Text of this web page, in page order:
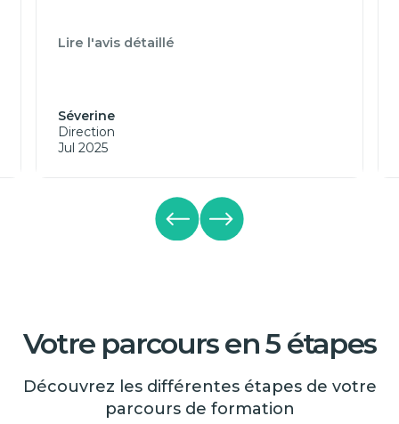
Lire l'avis détaillé
Séverine
Direction
Jul 2025
Votre parcours en 5 étapes
Découvrez les différentes étapes de votre
parcours de formation